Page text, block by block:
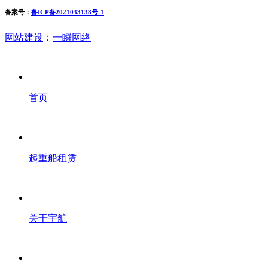
备案号： 鲁ICP备2021033138号-1
网站建设 ： 一瞬网络
首页
起重船租赁
关于宇航